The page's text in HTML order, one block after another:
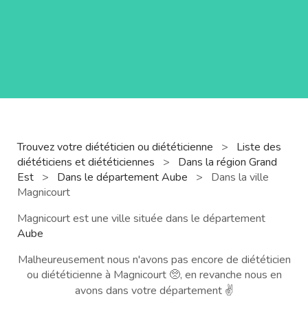
Trouvez votre diététicien ou diététicienne >
Liste des
diététiciens et diététiciennes
>
Dans la région Grand
Est > Dans le département Aube >
Dans la ville
Magnicourt
Magnicourt est une ville située dans le département
Aube
Malheureusement nous n'avons pas encore de diététicien
ou diététicienne à Magnicourt 🥺, en revanche nous en
avons dans votre département ✌️